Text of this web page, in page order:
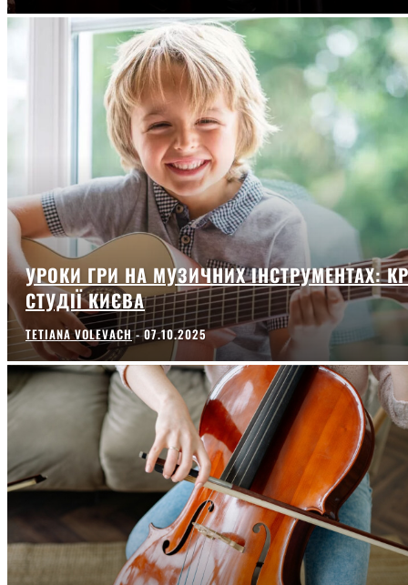
УРОКИ ГРИ НА МУЗИЧНИХ ІНСТРУМЕНТАХ:
СТУДІЇ КИЄВА
TETIANA VOLEVACH - 07.10.2025